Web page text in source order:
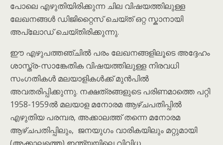
പോലെ എഴുതിയിരിക്കുന്ന ചില വിഷയത്തിലുള്ള
ലേഖനങ്ങൾ ഡിജിറ്റൈസ് ചെയ്ത് ഒറ്റ സ്കാനായി
അപ്‌ലോഡ് ചെയ്തിരിക്കുന്നു.
ഈ എഴുപത്തഞ്ചിൽ പരം ലേഖനങ്ങളിലൂടെ അദ്ദേഹം
ശാസ്ത്ര-സാങ്കേതിക വിഷയത്തിലുള്ള നിരവധി
സംഗതികൾ മലയാളികൾക്ക് മുൻപിൽ
അവതരിപ്പിക്കുന്നു. നക്ഷത്രങ്ങളുടെ പരിണമാത്തെ പറ്റി
1958-1959ൽ മലയാള മനോരമ ആഴ്ചപതിപ്പിൽ
എഴുതിയ പരമ്പര, അക്കാലത്ത് തന്നെ മനോരമ
ആഴ്ചപതിപ്പിലും, ജനയുഗം വാരികയിലും മറ്റുമായി